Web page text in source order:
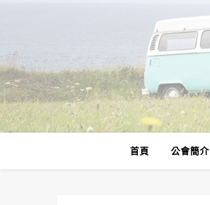
首頁 公會簡介